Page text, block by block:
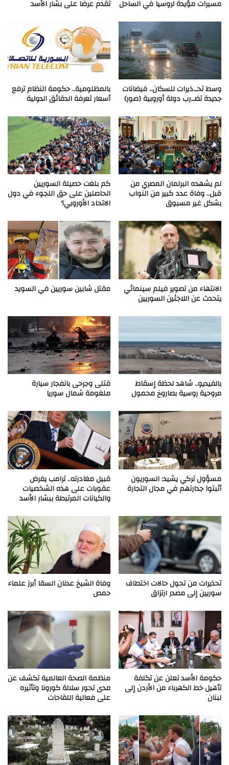
مسيرات مؤيدة لروسيا في الساحل تقدم عرضا على بشار الأسد
وسط تحـ.ذيرات للسكان.. فيضانات
جديدة تضـ.رب دولة أوروبية (صور)
بالمظلومية.. حكومة النظام ترفع
أسعار تعرفة الدقائق الدولية
لم يشهده البرلمان المصري من
قبل.. وفاة عدد كبير من النواب
بشكل غير مسبوق
كم بلغت حصيلة السوريين
الحاصلين على حق اللجوء في دول
الاتحاد الأوروبي؟
الانتهاء من تصوير فيلم سينمائي
يتحدث عن اللاجئين السوريين
مقتل شابين سوريين في السويد
بالفيديو.. شاهد لحظة إسقاط
مروحية روسية بصاروخ محمول
قتلى وجرحى بانفجار سيارة
ملغومة شمال سوريا
مسؤول تركي يشيد: السوريون
أثبتوا جدارتهم في مجال التجارة
قبيل مغادرته.. ترامب يفرض
عقوبات على هذه الشخصيات
والكيانات المرتبطة ببشار الأسد
تحذيرات من تحول حالات اختطاف
سوريين إلى مصدر ارتزاق
وفاة الشيخ عدنان السقا أبرز علماء
حمص
حكومة الأسد تعلن عن تكلفة
تأهيل خط الكهرباء من الأردن إلى
لبنان
منظمة الصحة العالمية تكشف عن
مدى تحور سلالة كورونا وتأثيره
على فعالية اللقاحات